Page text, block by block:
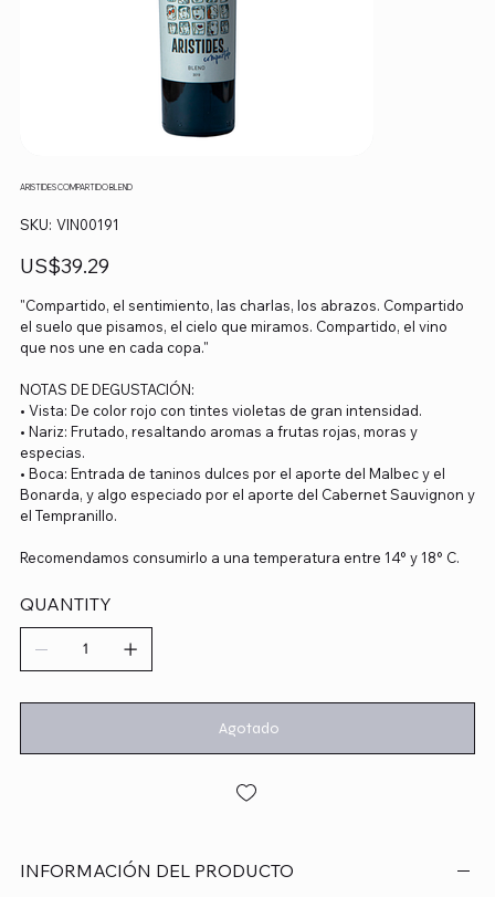
ARISTIDES COMPARTIDO BLEND
SKU: SKU
VIN00191
VIN00191
Precio
US$39.29
"Compartido, el sentimiento, las charlas, los abrazos. Compartido
el suelo que pisamos, el cielo que miramos. Compartido, el vino
que nos une en cada copa."
NOTAS DE DEGUSTACIÓN:
• Vista: De color rojo con tintes violetas de gran intensidad.
• Nariz: Frutado, resaltando aromas a frutas rojas, moras y
especias.
• Boca: Entrada de taninos dulces por el aporte del Malbec y el
Bonarda, y algo especiado por el aporte del Cabernet Sauvignon y
el Tempranillo.
Recomendamos consumirlo a una temperatura entre 14° y 18° C.
QUANTITY
Agotado
INFORMACIÓN DEL PRODUCTO